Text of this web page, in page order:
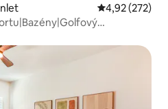
Priemerné
4,92 (272)